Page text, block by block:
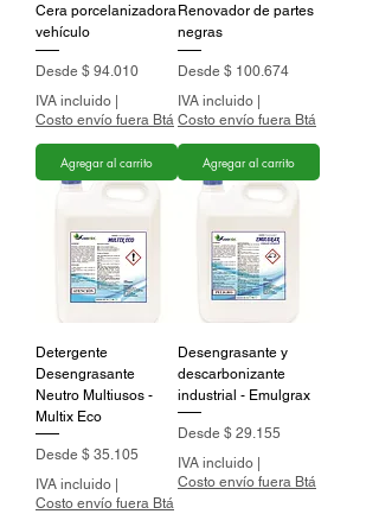
Cera porcelanizadora
vehículo
Desde $ 94.010
Precio de oferta
IVA incluido |
Costo envío fuera Btá
Agregar al carrito
Renovador de partes
negras
Desde $ 100.674
Precio de oferta
IVA incluido |
Costo envío fuera Btá
Agregar al carrito
Detergente
Desengrasante
Neutro Multiusos -
Multix Eco
Desde $ 35.105
Precio de oferta
IVA incluido
Costo envío fuera Btá
Desengrasante y
descarbonizante
industrial - Emulgrax
Desde $ 29.155
Precio de oferta
IVA incluido
Costo envío fuera Btá